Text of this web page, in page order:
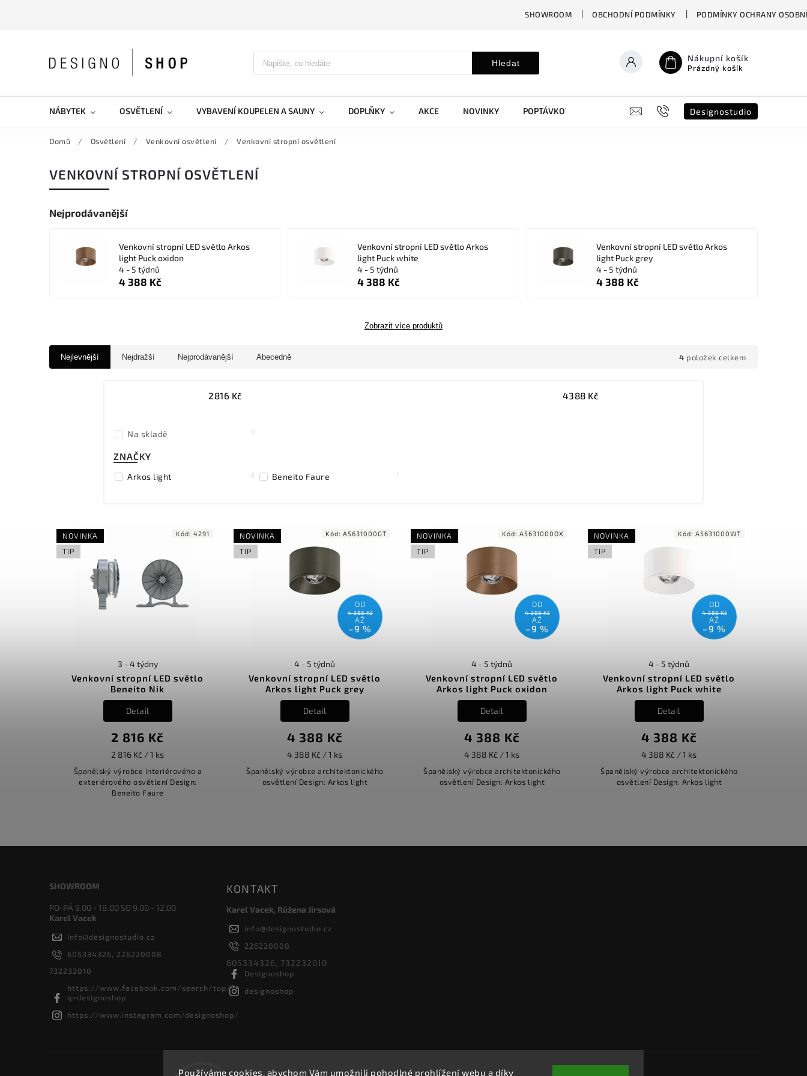
Používáme cookies, abychom Vám umožnili pohodlné prohlížení webu a díky
SHOWROOM OBCHODNÍ PODMÍNKY PODMÍNKY OCHRANY
Hledat Nákupní košík
Prázdný košík
NÁBYTEK OSVĚTLENÍ VYBAVENÍ KOUPELEN A SAUNY DOPLŇKY AKCE NOVINKY POPTÁVKOVÝ FORMULÁŘ B2B SHOWROOM
Designostudio
Domů / Osvětlení / Venkovní osvětlení / Venkovní stropní osvětlení
VENKOVNÍ STROPNÍ OSVĚTLENÍ
Nejprodávanější
Venkovní stropní LED světlo Arkos
light Puck oxidon
4 - 5 týdnů
4 388 Kč
Venkovní stropní LED světlo Arkos
light Puck white
4 - 5 týdnů
4 388 Kč
Venkovní stropní LED světlo Arkos
light Puck grey
4 - 5 týdnů
4 388 Kč
Zobrazit více produktů
Nejlevnější Nejdražší Nejprodávanější Abecedně 4 položek celkem
2816 Kč 4388 Kč
Na skladě 0
ZNAČKY
Arkos light 3 Beneito Faure 1
NOVINKA
TIP
Venkovní stropní LED světlo
Beneito Nik
3 - 4 týdny
2 816 Kč
2 816 Kč / 1 ks
Detail
Španělský výrobce interiérového a
exteriérového osvětlení Design:
Beneito Faure
Kód:4291
NOVINKA
TIP
OD
4 388 Kč
AŽ
–9 %
Venkovní stropní LED světlo
Arkos light Puck grey
4 - 5 týdnů
4 388 Kč
4 388 Kč / 1 ks
Detail
Španělský výrobce architektonického
osvětlení Design: Arkos light
Kód:A5631000GT
NOVINKA
TIP
OD
4 388 Kč
AŽ
–9 %
Venkovní stropní LED světlo
Arkos light Puck oxidon
4 - 5 týdnů
4 388 Kč
4 388 Kč / 1 ks
Detail
Španělský výrobce architektonického
osvětlení Design: Arkos light
Kód:A5631000OX
NOVINKA
TIP
OD
4 388 Kč
AŽ
–9 %
Venkovní stropní LED světlo
Arkos light Puck white
4 - 5 týdnů
4 388 Kč
4 388 Kč / 1 ks
Detail
Španělský výrobce architektonického
osvětlení Design: Arkos light
Kód:A5631000WT
SHOWROOM
PO-PÁ 9.00 - 18.00 SO 9.00 - 12.00
Karel Vacek
info@designostudio.cz
605334326, 226220008
732232010
https://www.facebook.com/search/top/?
q=designoshop
https://www.instagram.com/designoshop/
KONTAKT
Karel Vacek, Růžena Jirsová
info@designostudio.cz
226220008
605334326, 732232010
Designoshop
designoshop